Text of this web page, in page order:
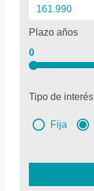
Plazo años
0
Tipo de interés
Fija